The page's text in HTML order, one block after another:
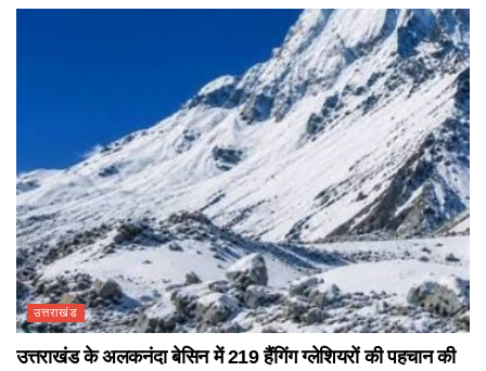
उत्तराखंड
उत्तराखंड के अलकनंदा बेसिन में 219 हैंगिंग ग्लेशियरों की पहचान की